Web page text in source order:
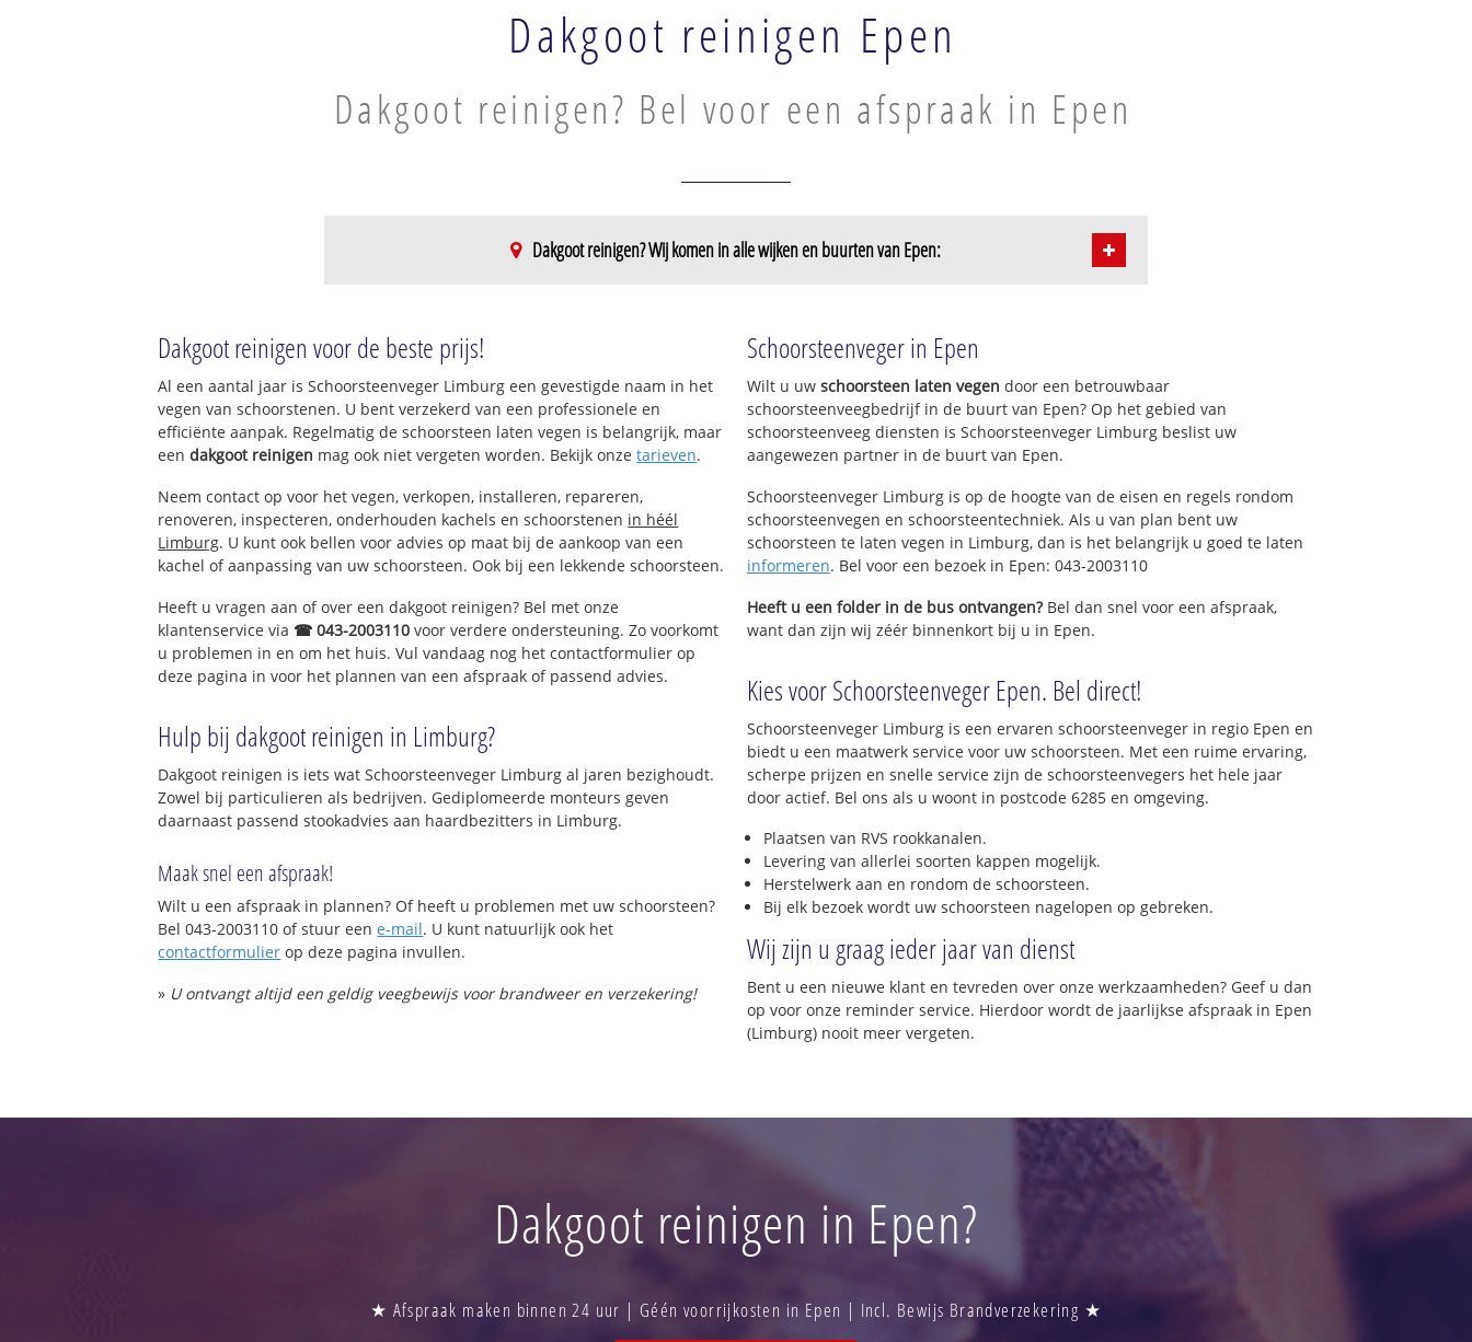
Dakgoot reinigen Epen
Dakgoot reinigen? Bel voor een afspraak in Epen
Dakgoot reinigen? Wij komen in alle wijken en buurten van Epen:
Eperheide
Dakgoot reinigen voor de beste prijs!
Al een aantal jaar is Schoorsteenveger Limburg een gevestigde naam in het
vegen van schoorstenen. U bent verzekerd van een professionele en
efficiënte aanpak. Regelmatig de schoorsteen laten vegen is belangrijk, maar
eendakgoot reinigen mag ook niet vergeten worden. Bekijk onzetarieven.
Neem contact op voor het vegen, verkopen, installeren, repareren,
renoveren, inspecteren, onderhouden kachels en schoorstenen in héél
Limburg. U kunt ook bellen voor advies op maat bij de aankoop van een
kachel of aanpassing van uw schoorsteen. Ook bij een lekkende schoorsteen.
Heeft u vragen aan of over een dakgoot reinigen? Bel met onze
klantenservice via ☎ 043-2003110 voor verdere ondersteuning. Zo voorkomt
u problemen in en om het huis. Vul vandaag nog het contactformulier op
deze pagina in voor het plannen van een afspraak of passend advies.
Hulp bij dakgoot reinigen in Limburg?
Dakgoot reinigen is iets wat Schoorsteenveger Limburg al jaren bezighoudt.
Zowel bij particulieren als bedrijven. Gediplomeerde monteurs geven
daarnaast passend stookadvies aan haardbezitters in Limburg.
Maak snel een afspraak!
Wilt u een afspraak in plannen? Of heeft u problemen met uw schoorsteen?
Bel 043-2003110 of stuur eene-mail. U kunt natuurlijk ook het
contactformulier op deze pagina invullen.
» U ontvangt altijd een geldig veegbewijs voor brandweer en verzekering!
Schoorsteenveger in Epen
Wilt u uw schoorsteen laten vegen door een betrouwbaar
schoorsteenveegbedrijf in de buurt van Epen? Op het gebied van
schoorsteenveeg diensten is Schoorsteenveger Limburg beslist uw
aangewezen partner in de buurt van Epen.
Schoorsteenveger Limburg is op de hoogte van de eisen en regels rondom
schoorsteenvegen en schoorsteentechniek. Als u van plan bent uw
schoorsteen te laten vegen in Limburg, dan is het belangrijk u goed te laten
informeren. Bel voor een bezoek in Epen: 043-2003110
Heeft u een folder in de bus ontvangen?Bel dan snel voor een afspraak,
want dan zijn wij zéér binnenkort bij u in Epen.
Kies voor Schoorsteenveger Epen. Bel direct!
Schoorsteenveger Limburg is een ervaren schoorsteenveger in regio Epen en
biedt u een maatwerk service voor uw schoorsteen. Met een ruime ervaring,
scherpe prijzen en snelle service zijn de schoorsteenvegers het hele jaar
door actief. Bel ons als u woont in postcode 6285 en omgeving.
Plaatsen van RVS rookkanalen.
Levering van allerlei soorten kappen mogelijk.
Herstelwerk aan en rondom de schoorsteen.
Bij elk bezoek wordt uw schoorsteen nagelopen op gebreken.
Wij zijn u graag ieder jaar van dienst
Bent u een nieuwe klant en tevreden over onze werkzaamheden? Geef u dan
op voor onze reminder service. Hierdoor wordt de jaarlijkse afspraak in Epen
(Limburg) nooit meer vergeten.
Dakgoot reinigen in Epen?
★ Afspraak maken binnen 24 uur | Géén voorrijkosten in Epen | Incl. Bewijs Brandverzekering ★